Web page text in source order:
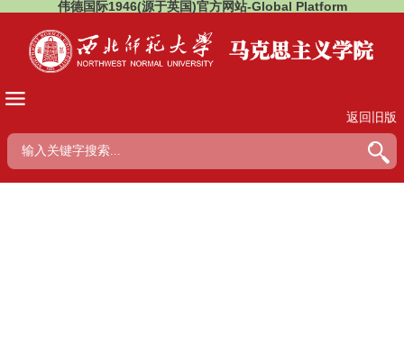
伟德国际1946(源于英国)官方网站-Global Platform
返回旧版